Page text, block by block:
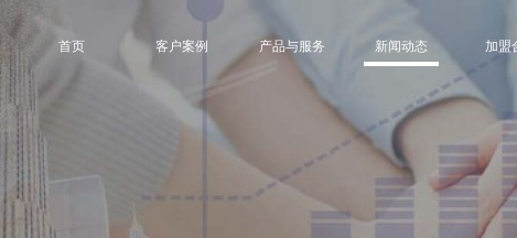
首页 客户案例 产品与服务 新闻动态 加盟